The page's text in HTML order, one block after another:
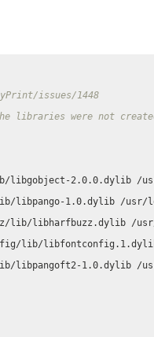
issues/1448
libraries were not
lib/libpangoft2-1.0.dylib /